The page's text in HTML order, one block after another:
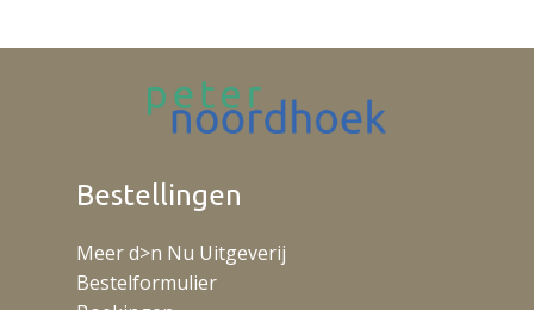
Bestellingen
Meer d>n Nu Uitgeverij
Bestelformulier